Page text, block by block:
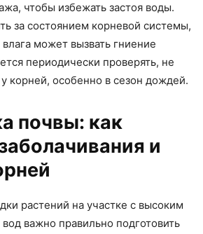
чтобы избежать застоя воды.
за состоянием корневой системы,
может вызвать гниение
периодически проверять, не
у корней, особенно в сезон дождей.
почвы: как
и
растений на участке с высоким
важно правильно подготовить